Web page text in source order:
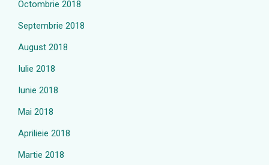
Octombrie 2018
Septembrie 2018
August 2018
Iulie 2018
Iunie 2018
Mai 2018
Aprilieie 2018
Martie 2018